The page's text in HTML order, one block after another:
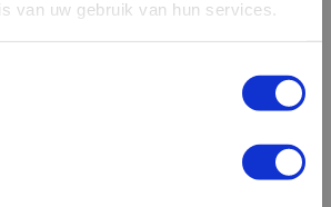
van uw gebruik van hun services.
Landbouw en meer. BUVO
voor deze
van voertuigen is in